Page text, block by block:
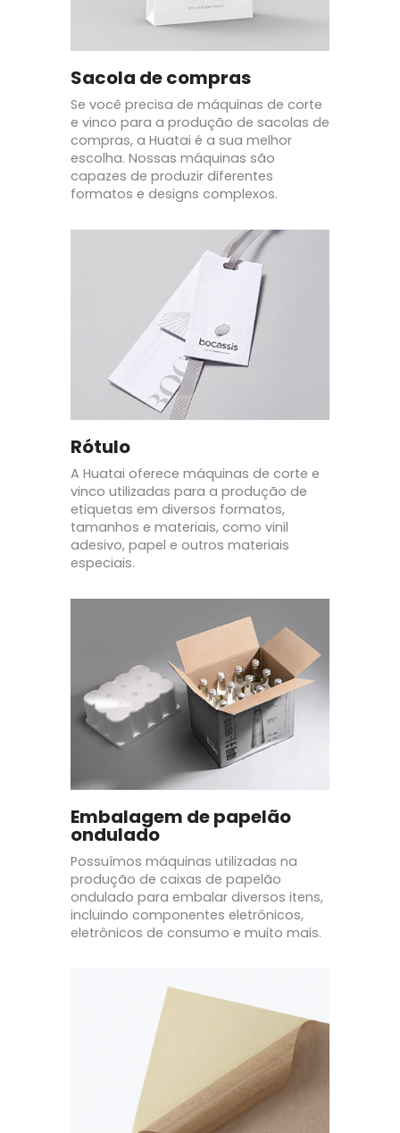
Sacola de compras
Se você precisa de máquinas de corte
e vinco para a produção de sacolas de
compras, a Huatai é a sua melhor
escolha. Nossas máquinas são
capazes de produzir diferentes
formatos e designs complexos.
Rótulo
A Huatai oferece máquinas de corte e
vinco utilizadas para a produção de
etiquetas em diversos formatos,
tamanhos e materiais, como vinil
adesivo, papel e outros materiais
especiais.
Embalagem de papelão
ondulado
Possuímos máquinas utilizadas na
produção de caixas de papelão
ondulado para embalar diversos itens,
incluindo componentes eletrônicos,
eletrônicos de consumo e muito mais.